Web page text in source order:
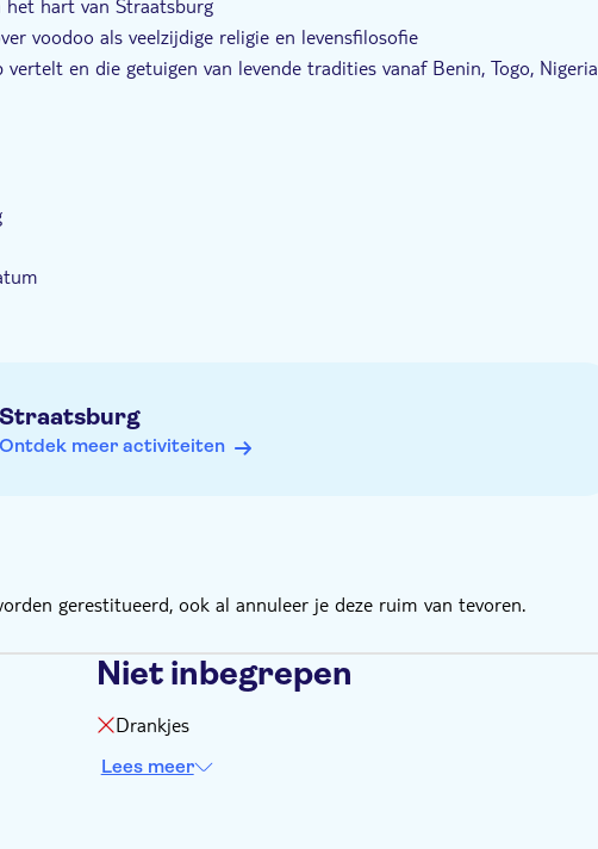
hart van Straatsburg
voodoo als veelzijdige religie en levensfilosofie
en die getuigen van levende tradities vanaf Benin, Togo, Nigeria
Duits, Portugees, Zweeds en Tsjechisch
de officiële website
Ontdek meer activiteiten
gerestitueerd, ook al annuleer je deze ruim van tevoren.
Niet inbegrepen
Drankjes
Lees meer